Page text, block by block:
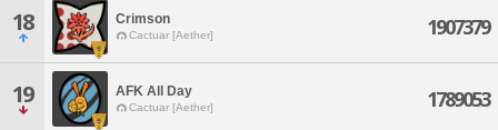
18 Crimson
Cactuar [Aether] 1907379
19 AFK All Day
Cactuar [Aether] 1789053